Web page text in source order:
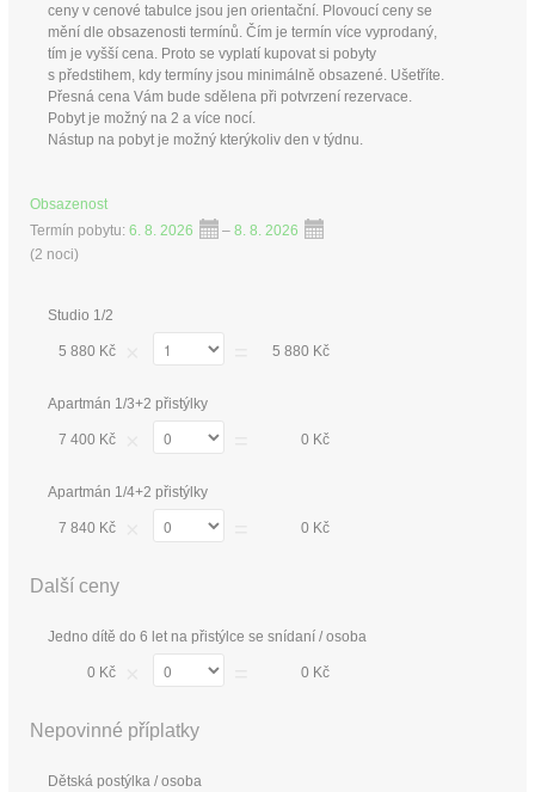
ceny v cenové tabulce jsou jen orientační. Plovoucí ceny se
mění dle obsazenosti termínů. Čím je termín více vyprodaný,
tím je vyšší cena. Proto se vyplatí kupovat si pobyty
s předstihem, kdy termíny jsou minimálně obsazené. Ušetříte.
Přesná cena Vám bude sdělena při potvrzení rezervace.
Pobyt je možný na 2 a více nocí.
Nástup na pobyt je možný kterýkoliv den v týdnu.
Obsazenost
Termín pobytu: 6. 8. 2026 – 8. 8. 2026
(2 noci)
Studio 1/2
5 880 Kč 5 880 Kč
Apartmán 1/3+2 přistýlky
7 400 Kč 0 Kč
Apartmán 1/4+2 přistýlky
7 840 Kč 0 Kč
Další ceny
Jedno dítě do 6 let na přistýlce se snídaní / osoba
0 Kč 0 Kč
Nepovinné příplatky
Dětská postýlka / osoba